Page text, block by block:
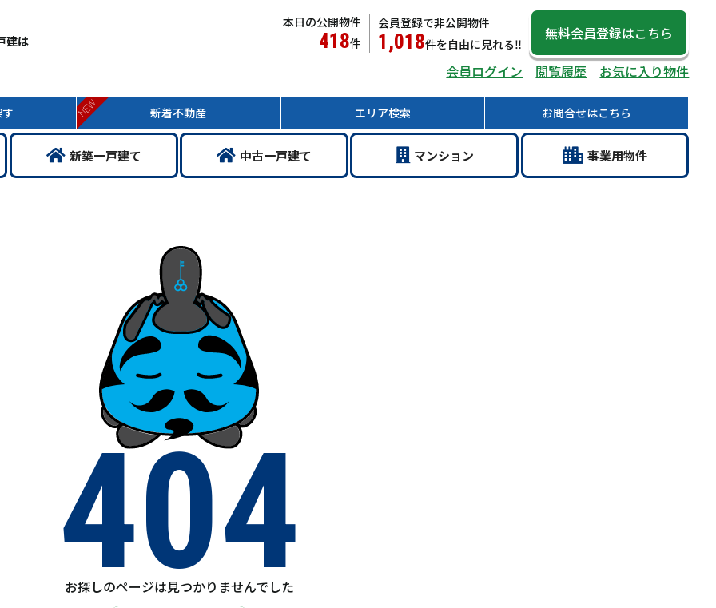
建は
本日の公開物件
418件
会員登録で非公開物件
1,018件を自由に見れる‼
無料会員登録はこちら
会員ログイン
閲覧履歴 お気に入り物件
新着不動産
NEW エリア検索 お問合せはこちら
新築一戸建て 中古一戸建て マンション 事業用物件
404
お探しのページは見つかりませんでした